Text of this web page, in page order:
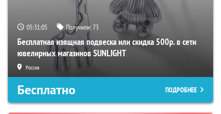
05:31:04 Получили:73
Бесплатная изящная подвеска или скидка 500р. в сети
ювелирных магазинов SUNLIGHT
Россия
Бесплатно ПОДРОБНЕЕ